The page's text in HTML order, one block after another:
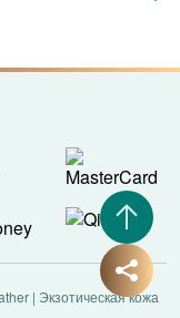
| Экзотическая кожа